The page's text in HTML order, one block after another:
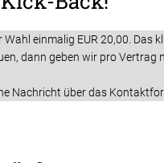
einmalig EUR 20,00. Das
dann geben wir pro Vertrag
Nachricht über das